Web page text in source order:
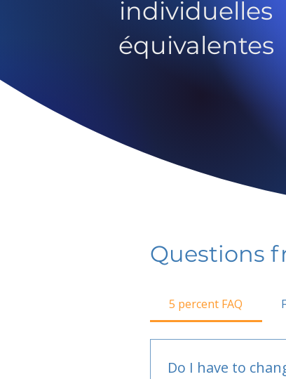
individuelles
équivalentes
Questions
5 percent FAQ
Do I have to